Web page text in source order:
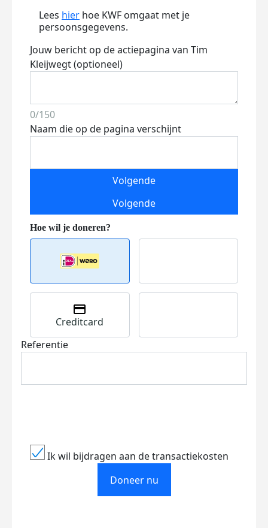
Lees hier hoe KWF omgaat met je
persoonsgegevens.
Jouw bericht op de actiepagina van Tim
Kleijwegt (optioneel)
0/150
Naam die op de pagina verschijnt
Volgende
Volgende
Creditcard
Referentie
Ik wil bijdragen aan de transactiekosten
Doneer nu